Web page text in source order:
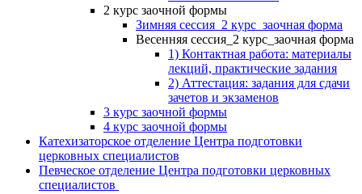
2 курс заочной формы
Зимняя сессия_2 курс_заочная форма
Весенняя сессия_2 курс_заочная форма
1) Контактная работа: материалы
лекций, практические задания
2) Аттестация: задания для сдачи
зачетов и экзаменов
3 курс заочной формы
4 курс заочной формы
Катехизаторское отделение Центра подготовки
церковных специалистов
Певческое отделение Центра подготовки церковных
специалистов